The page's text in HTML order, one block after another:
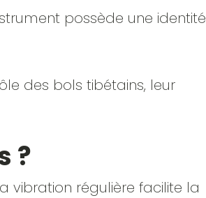
possède une identité
des bols tibétains, leur
?
vibration régulière facilite la